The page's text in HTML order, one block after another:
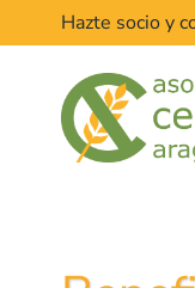
al
Hazte socio y